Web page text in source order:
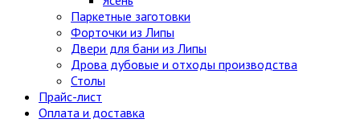
Паркетные заготовки
Форточки из Липы
Двери для бани из Липы
Дрова дубовые и отходы производства
Столы
Прайс-лист
Оплата и доставка